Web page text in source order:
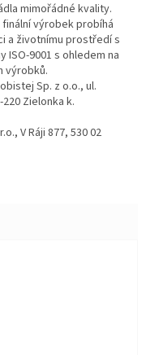
mimořádné kvality.
výrobek probíhá
a životnímu prostředí s
9001 s ohledem na
výrobků.
Sp. z o.o., ul.
Zielonka k.
V Ráji 877, 530 02
hvězdiček.